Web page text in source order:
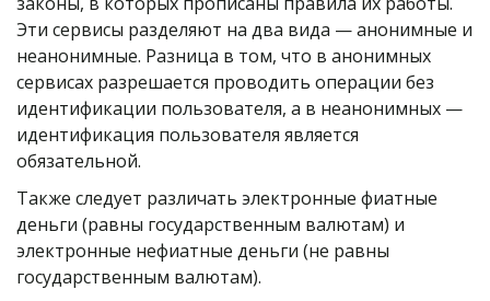
Эти сервисы разделяют на два вида — анонимные и
неанонимные. Разница в том, что в анонимных
сервисах разрешается проводить операции без
идентификации пользователя, а в неанонимных —
идентификация пользователя является
обязательной.
Также следует различать электронные фиатные
деньги (равны государственным валютам) и
электронные нефиатные деньги (не равны
государственным валютам).